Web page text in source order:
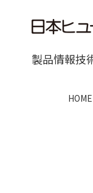
製品情報技
HOME